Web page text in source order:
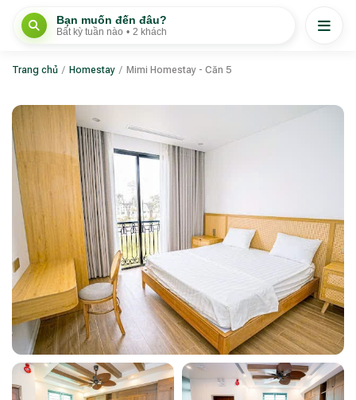
Bạn muốn đến đâu?
Bất kỳ tuần nào • 2 khách
Trang chủ / Homestay / Mimi Homestay - Căn 5